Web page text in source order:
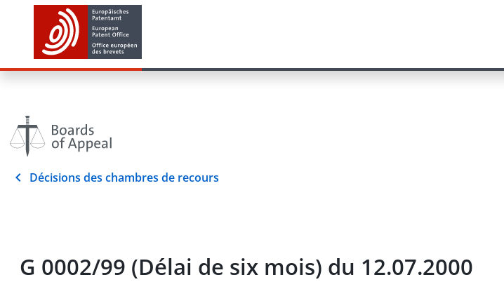
Décisions des chambres de recours
G 0002/99 (Délai de six mois) du 12.07.2000